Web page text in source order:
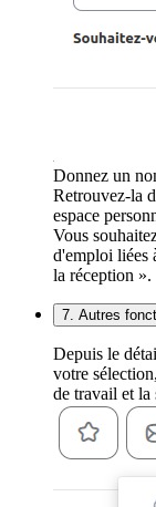
Donnez un
Retrouvez-la
espace
Vous
d'emploi liées
la réception ».
7. Autres
Depuis le
votre
de travail et la